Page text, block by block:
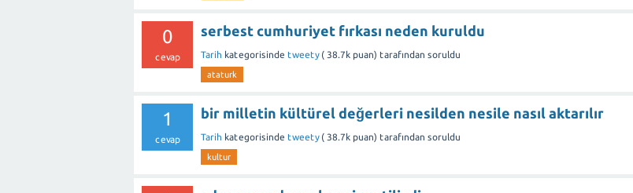
0
cevap
serbest cumhuriyet fırkası neden kuruldu
Tarih kategorisinde tweety ( 38.7k puan) tarafından soruldu
ataturk
1
cevap
bir milletin kültürel değerleri nesilden nesile nasıl aktarılır
Tarih kategorisinde tweety ( 38.7k puan) tarafından soruldu
kultur